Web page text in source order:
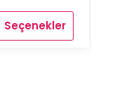
Seçenekler
Bu